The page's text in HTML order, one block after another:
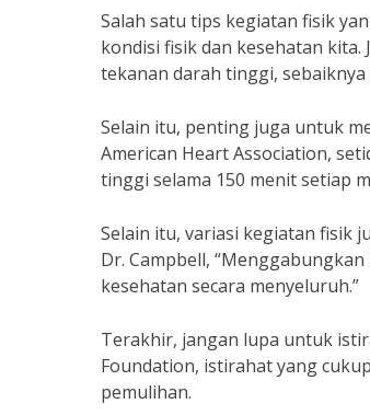
Salah satu tips kegiatan fisik
kondisi fisik dan kesehatan
tekanan darah tinggi,
Selain itu, penting juga untuk
American Heart Association,
tinggi selama 150 menit setiap
Selain itu, variasi kegiatan fisik
Dr. Campbell,
kesehatan secara menyeluruh.”
Terakhir, jangan lupa untuk
Foundation, istirahat yang
pemulihan.